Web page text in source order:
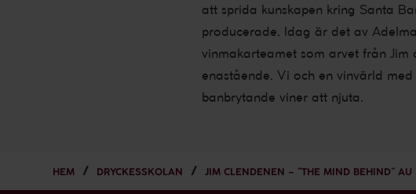
att sprida kunskapen kring Santa
producerade. Idag är det av
vinmakarteamet som arvet från
enastående. Vi och en vinvärld
banbrytande viner att njuta.
HEM DRYCKESSKOLAN JIM CLENDENEN – ”THE MIND BEHIND” AU